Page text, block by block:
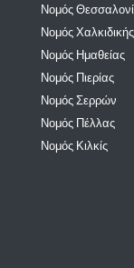
Νομός
Νομός Χαλκιδικής
Νομός Ημαθείας
Νομός Πιερίας
Νομός Σερρών
Νομός Πέλλας
Νομός Κιλκίς